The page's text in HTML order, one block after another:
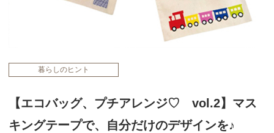
暮らしのヒント
【エコバッグ、プチアレンジ♡ vol.2】マス
キングテープで、自分だけのデザインを♪